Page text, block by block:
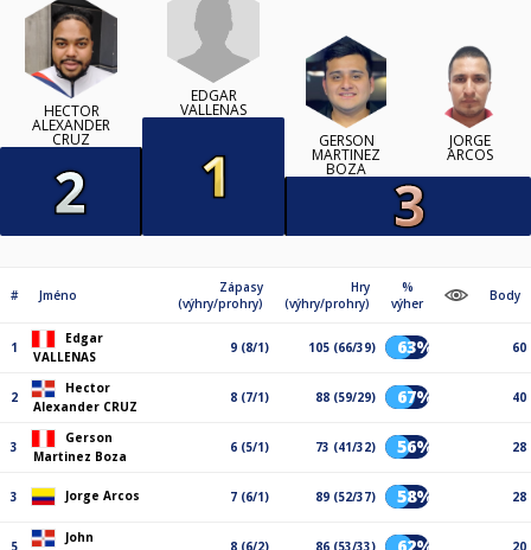
HECTOR
ALEXANDER
CRUZ
EDGAR
VALLENAS
GERSON
MARTINEZ
BOZA
JORGE
ARCOS
# Jméno
Zápasy
(výhry/prohry)
Hry
(výhry/prohry)
%
výher
Body
1
Edgar
VALLENAS
9 (8/1) 105 (66/39) 63% 60
2
Hector
Alexander CRUZ
8 (7/1) 88 (59/29) 67% 40
3
Gerson
Martinez Boza
6 (5/1) 73 (41/32) 56% 28
3 Jorge Arcos 7 (6/1) 89 (52/37) 58% 28
John